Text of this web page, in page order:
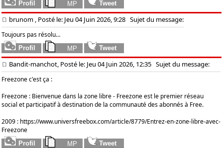
brunom , Posté le: Jeu 04 Juin 2026, 9:28 Sujet du message:
Toujours pas résolu…
Bandit-manchot, Posté le: Jeu 04 Juin 2026, 12:35 Sujet du message:
Freezone c'est ça :
Freezone : Bienvenue dans la zone libre - Freezone est le premier réseau
social et participatif à destination de la communauté des abonnés à Free.
2009 : https://www.universfreebox.com/article/8779/Entrez-en-zone-libre-avec-
Freezone